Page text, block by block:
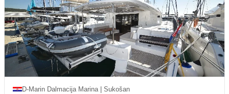
D-Marin Dalmacija Marina | Sukošan